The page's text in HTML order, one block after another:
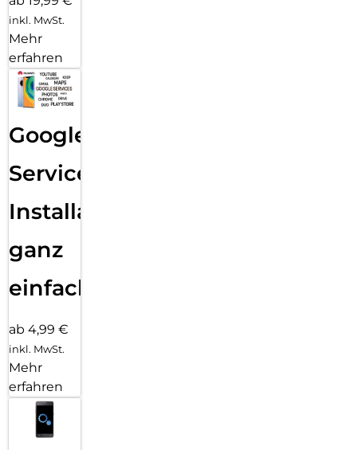
inkl. MwSt.
Mehr
erfahren
Google
Services
Installation
ganz
einfach
ab 4,99 €
inkl. MwSt.
Mehr
erfahren